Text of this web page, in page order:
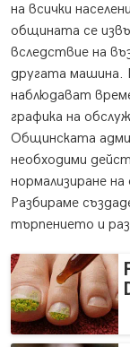
на всички
общината се
вследствие на
другата машина.
наблюдават
графика на
Общинската
необходими
нормализиране
Разбираме
търпението и